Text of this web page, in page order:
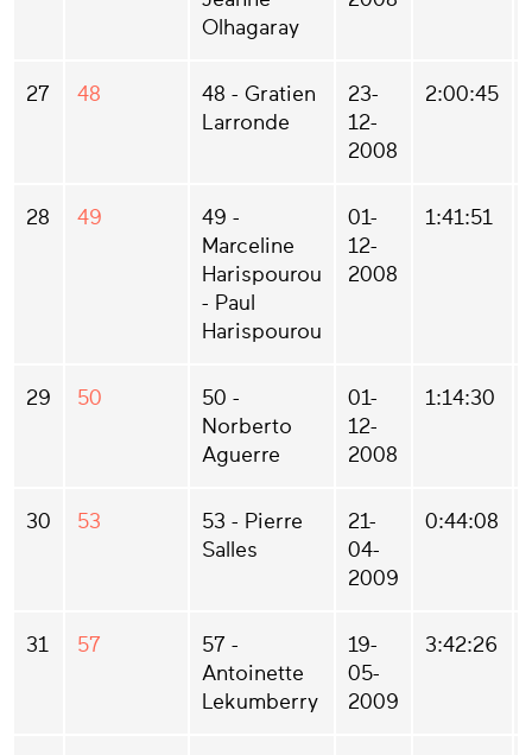
Olhagaray
27 48
48 - Gratien
Larronde
23-
12-
2008
2:00:45
28 49
49 -
Marceline
Harispourou
- Paul
Harispourou
01-
12-
2008
1:41:51
29 50
50 -
Norberto
Aguerre
01-
12-
2008
1:14:30
30 53
53 - Pierre
Salles
21-
04-
2009
0:44:08
31 57
57 -
Antoinette
Lekumberry
19-
05-
2009
3:42:26